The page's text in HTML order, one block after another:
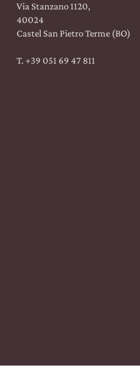
Via Stanzano 1120,
40024
Castel San Pietro Terme (BO)
T. +39 051 69 47 811